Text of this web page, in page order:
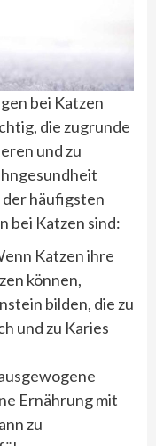
bei Katzen
die zugrunde
und zu
der häufigsten
bei Katzen sind:
Katzen ihre
können,
bilden, die zu
und zu Karies
Ernährung mit
zu